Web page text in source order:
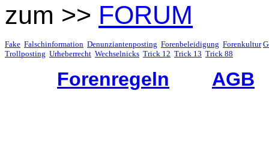
zum >> FORUM
Fake Falschinformation Denunziantenposting Forenbeleidigung Forenkultur
Trollposting Urheberrecht Wechselnicks Trick 12 Trick 13 Trick 88
Forenregeln AGB